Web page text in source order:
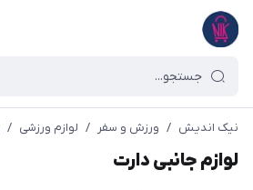
نیک اندیش / ورزش و سفر / لوازم ورزشی /
لوازم جانبی دارت